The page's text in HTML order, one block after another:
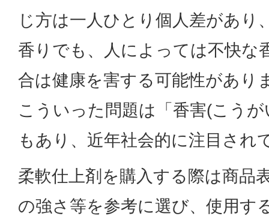
じ方は一人ひとり個人差があり
香りでも、人によっては不快な
合は健康を害する可能性があり
こういった問題は「香害(こう
もあり、近年社会的に注目され
柔軟仕上剤を購入する際は商品
の強さ等を参考に選び、使用す